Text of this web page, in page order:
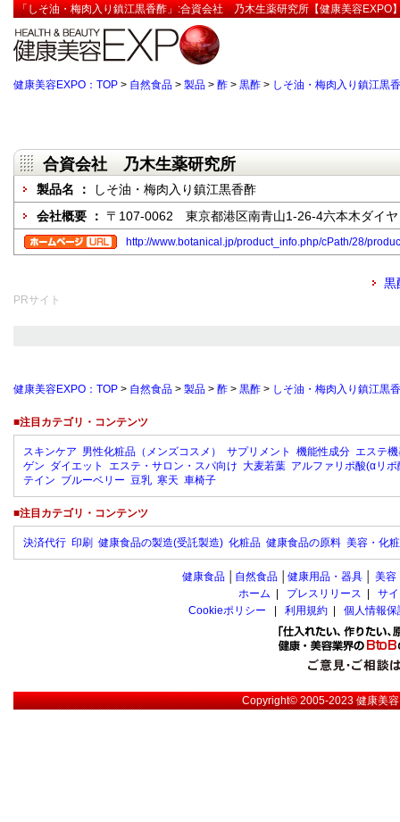
「しそ油・梅肉入り鎮江黒香酢」:合資会社 乃木生薬研究所【健康美容EXPO
健康美容EXPO：TOP > 自然食品 > 製品 > 酢 > 黒酢 > しそ油・梅肉入り鎮江黒
合資会社 乃木生薬研究所
製品名 ：
しそ油・梅肉入り鎮江黒香酢
会社概要 ： 〒107-0062 東京都港区南青山1-26-4六本木ダイヤ
http://www.botanical.jp/product_info.php/cPath/28/
黒
PRサイト
健康美容EXPO：TOP > 自然食品 > 製品 > 酢 > 黒酢 > しそ油・梅肉入り鎮江黒
■注目カテゴリ・コンテンツ
スキンケア 男性化粧品（メンズコスメ） サプリメント 機能性成分 エステ
ゲン ダイエット エステ・サロン・スパ向け 大麦若葉 アルファリポ酸(αリポ
テイン ブルーベリー 豆乳 寒天 車椅子
■注目カテゴリ・コンテンツ
決済代行 印刷 健康食品の製造(受託製造) 化粧品 健康食品の原料 美容・化
健康食品 自然食品 健康用品・器具 美容
ホーム
プレスリリース
サ
Cookieポリシー
利用規約 個人情報
Copyright© 2005-2023健康美